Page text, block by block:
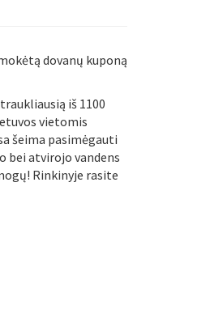
dovanų kuponą
iš 1100
vietomis
šeima pasimėgauti
bei atvirojo vandens
Rinkinyje rasite